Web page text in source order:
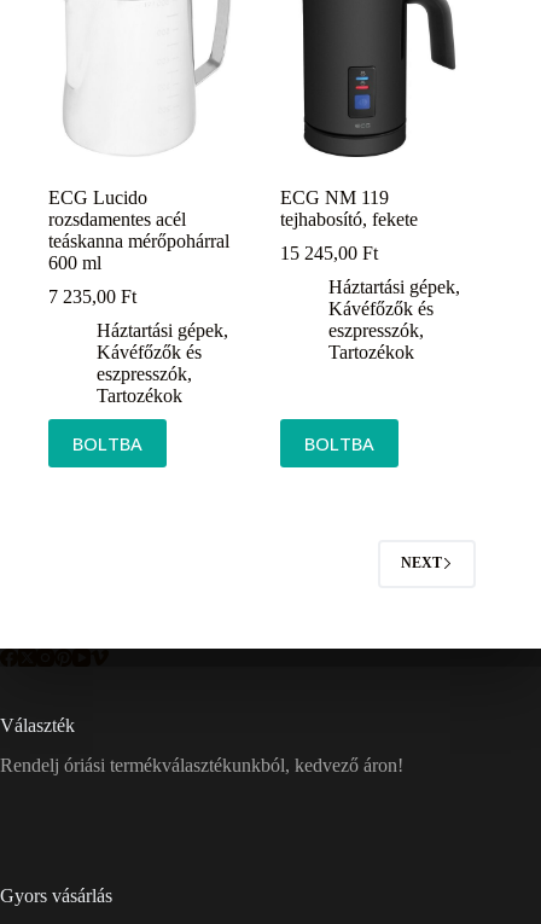
ECG Lucido
rozsdamentes acél
teáskanna mérőpohárral
600 ml
7 235,00 Ft
Háztartási gépek,
Kávéfőzők és
eszpresszók,
Tartozékok
BOLTBA
ECG NM 119
tejhabosító, fekete
15 245,00Ft
Háztartási gépek,
Kávéfőzők és
eszpresszók,
Tartozékok
BOLTBA
NEXT
Választék
Rendelj óriási termékválasztékunkból, kedvező áron!
Gyors vásárlás